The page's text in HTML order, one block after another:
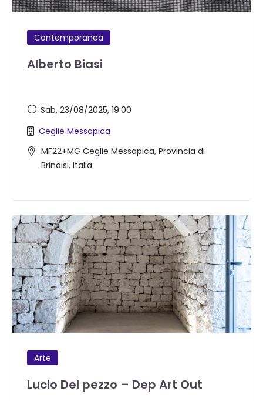
Contemporanea
Alberto Biasi
MF22+MG Ceglie Messapica, Provincia di
Brindisi, Italia
Ceglie Messapica
Sab, 23/08/2025, 19:00
Arte
Lucio Del pezzo – Dep Art Out